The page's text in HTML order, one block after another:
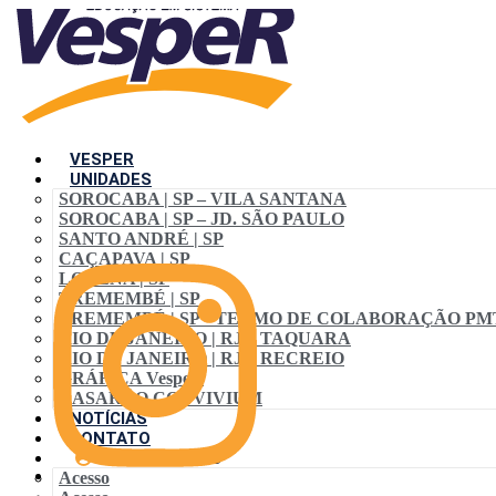
VESPER
UNIDADES
SOROCABA | SP – VILA SANTANA
SOROCABA | SP – JD. SÃO PAULO
SANTO ANDRÉ | SP
CAÇAPAVA | SP
LORENA | SP
TREMEMBÉ | SP
TREMEMBÉ | SP • TERMO DE COLABORAÇÃO
RIO DE JANEIRO | RJ – TAQUARA
RIO DE JANEIRO | RJ – RECREIO
GRÁFICA VespeR
CASARÃO CONVIVIUM
NOTÍCIAS
CONTATO
ACESSO ALUNO
Acesso